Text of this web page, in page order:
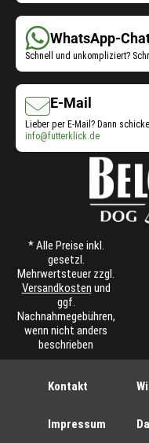
Service:
WhatsApp-
Schnell und unkompliziert?
E-Mail
Lieber per E-Mail? Dann
info@futterklick.de
* Alle Preise inkl.
gesetzl.
Mehrwertsteuer zzgl.
Versandkosten und
ggf.
Nachnahmegebühren,
wenn nicht anders
beschrieben
Kontakt
Impressum